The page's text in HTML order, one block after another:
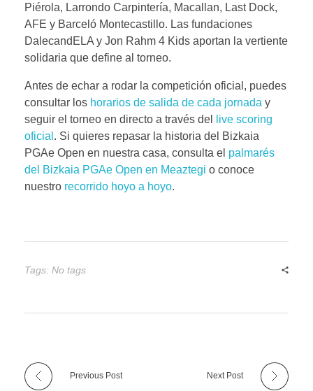
Piérola, Larrondo Carpintería, Macallan, Last Dock,
AFE y Barceló Montecastillo. Las fundaciones
DalecandELA y Jon Rahm 4 Kids aportan la vertiente
solidaria que define al torneo.
Antes de echar a rodar la competición oficial, puedes
consultar los horarios de salida de cada jornada y
seguir el torneo en directo a través del
live scoring
oficial . Si quieres repasar la historia del Bizkaia
PGAe Open en nuestra casa, consulta el palmarés
del Bizkaia PGAe Open en Meaztegi o conoce
nuestro recorrido hoyo a hoyo.
Tags: No tags
Previous Post Next Post